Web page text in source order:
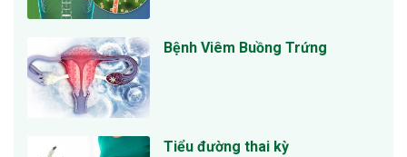
Bệnh Viêm Buồng Trứng
Tiểu đường thai kỳ